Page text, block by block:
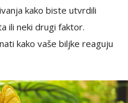
kako biste utvrdili
ili neki drugi faktor.
kako vaše biljke reaguju